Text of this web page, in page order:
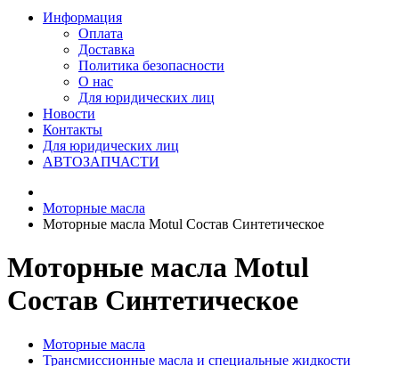
Информация
Оплата
Доставка
Политика безопасности
О нас
Для юридических лиц
Новости
Контакты
Для юридических лиц
АВТОЗАПЧАСТИ
Моторные масла
Моторные масла Motul Состав Синтетическое
Моторные масла Motul
Состав Синтетическое
Моторные масла
Трансмиссионные масла и специальные жидкости